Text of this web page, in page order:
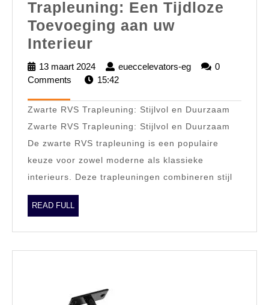
Trapleuning: Een Tijdloze
Toevoeging aan uw
Interieur
Zwarte
RVS
Trapleuning:
Een
Tijdloze
Toevoeging
uw
13 maart 2024
13
maart
eueccelevators-eg
eueccelevators-
0
Comments
15:42
Zwarte RVS Trapleuning: Stijlvol en Duurzaam
Zwarte RVS Trapleuning: Stijlvol en Duurzaam
De zwarte RVS trapleuning is een populaire
keuze voor zowel moderne als klassieke
interieurs. Deze trapleuningen combineren stijl
READ FULL
FULL